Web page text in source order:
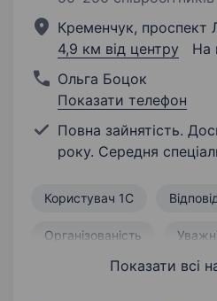
Кременчук, проспект
4,9 км від центру
На
Ольга Боцок
Показати телефон
Повна зайнятість.
року. Середня
Користувач 1С
Організованість
Складські
Показати всі